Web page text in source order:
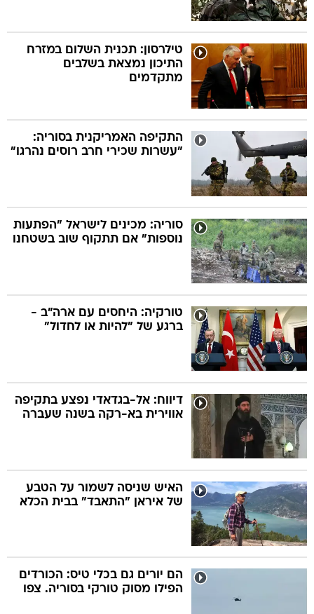
טילרסון: תכנית השלום במזרח
התיכון נמצאת בשלבים
מתקדמים
התקיפה האמריקנית בסוריה:
"עשרות שכירי חרב רוסים נהרגו"
סוריה: מכינים לישראל "הפתעות
נוספות" אם תתקוף שוב בשטחנו
טורקיה: היחסים עם ארה"ב -
ברגע של "להיות או לחדול"
דיווח: אל-בגדאדי נפצע בתקיפה
אווירית בא-רקה בשנה שעברה
האיש שניסה לשמור על הטבע
של איראן "התאבד" בבית הכלא
הם יורים גם בכלי טיס: הכורדים
הפילו מסוק טורקי בסוריה. צפו